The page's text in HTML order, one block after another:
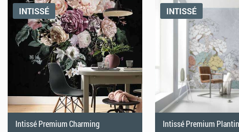
INTISSÉ
Intissé Premium Charming
INTISSÉ
Intissé Premium